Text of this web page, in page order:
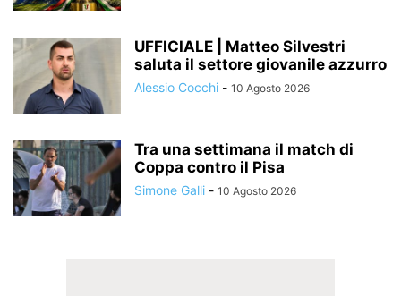
UFFICIALE | Matteo Silvestri
saluta il settore giovanile azzurro
Alessio Cocchi - 10 Agosto 2026
Tra una settimana il match di
Coppa contro il Pisa
Simone Galli - 10 Agosto 2026